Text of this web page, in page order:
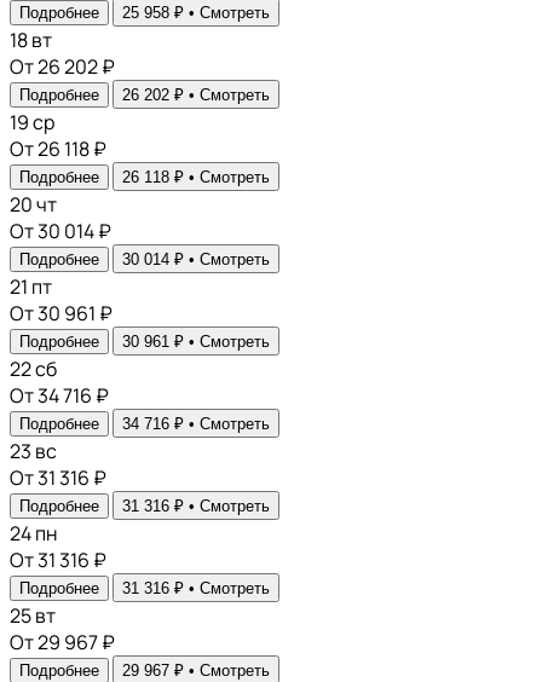
Подробнее 25 958 ₽ • Смотреть
18вт
От 26 202 ₽
Подробнее 26 202 ₽ • Смотреть
19ср
От 26 118 ₽
Подробнее 26 118 ₽ • Смотреть
20чт
От 30 014 ₽
Подробнее 30 014 ₽ • Смотреть
21 пт
От 30 961 ₽
Подробнее 30 961 ₽ • Смотреть
22сб
От 34 716 ₽
Подробнее 34 716 ₽ • Смотреть
23 вс
От 31 316 ₽
Подробнее 31 316 ₽ • Смотреть
24пн
От 31 316 ₽
Подробнее 31 316 ₽ • Смотреть
25вт
От 29 967 ₽
Подробнее 29 967 ₽ • Смотреть